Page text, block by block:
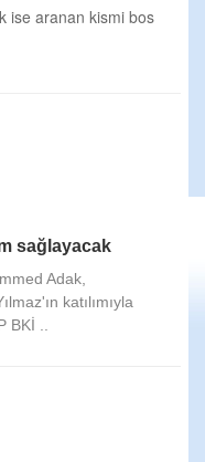
ise aranan kismi bos
sağlayacak
Adak,
katılımıyla
BKİ ..